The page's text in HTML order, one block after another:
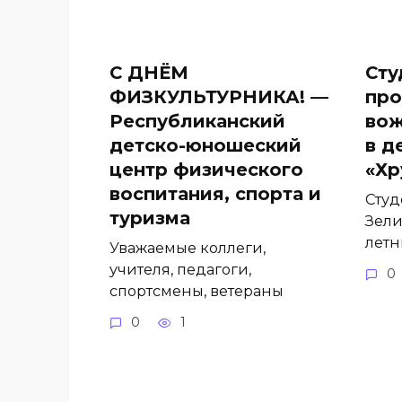
С ДНЁМ
ФИЗКУЛЬТУРНИКА! —
Республиканский
детско-юношеский
центр физического
воспитания, спорта и
туризма
Уважаемые коллеги,
учителя, педагоги,
спортсмены, ветераны
0 1
в
0